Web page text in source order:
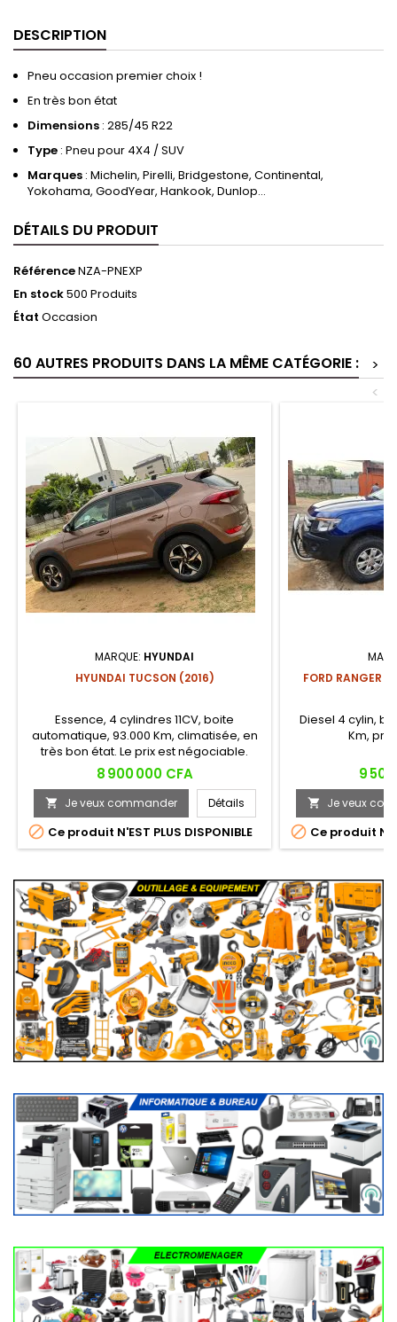
DESCRIPTION
Pneu occasion premier choix !
En très bon état
Dimensions : 285/45 R22
Type : Pneu pour 4X4 / SUV
Marques : Michelin, Pirelli, Bridgestone, Continental,
Yokohama, GoodYear, Hankook, Dunlop…
DÉTAILS DU PRODUIT
RéférenceNZA-PNEXP
En stock500 Produits
État Occasion
60 AUTRES PRODUITS DANS LA MÊME CATÉGORIE :
>
<
MARQUE: HYUNDAI
HYUNDAI TUCSON (2016)
Essence, 4 cylindres 11CV, boite
automatique, 93.000 Km, climatisée, en
très bon état. Le prix est négociable.
Contactez-nous pour la voir et l’essayer.
Prix
8 900 000 CFA
 Je veux commander Détails
 Ce produit N'EST PLUS DISPONIBLE
FORD RANGER
Diesel 4 cylin,
Km,
Prix
9
 Je veux
 Ce produit